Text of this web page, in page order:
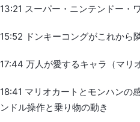
13:21 スーパー・ニンテンドー・
15:52 ドンキーコングがこれから
17:44 万人が愛するキャラ（マリ
18:41 マリオカートとモンハンの
ンドル操作と乗り物の動き